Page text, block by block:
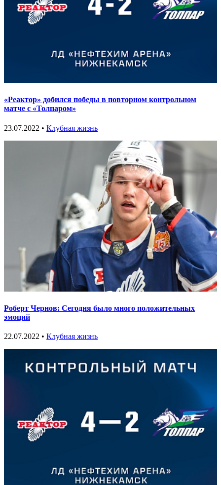
«Реактор» добился победы в повторном контрольном
матче с «Толпаром»
23.07.2022 • Клубная жизнь
Роберт Чернов: Сегодня было много положительных
эмоций
22.07.2022 • Клубная жизнь